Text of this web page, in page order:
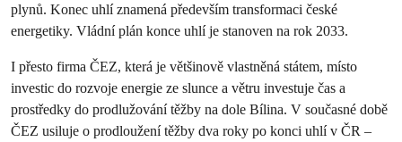
plynů. Konec uhlí znamená především transformaci české
energetiky. Vládní plán konce uhlí je stanoven na rok 2033.
I přesto firma ČEZ, která je většinově vlastněná státem, místo
investic do rozvoje energie ze slunce a větru investuje čas a
prostředky do prodlužování těžby na dole Bílina. V současné době
ČEZ usiluje o prodloužení těžby dva roky po konci uhlí v ČR –